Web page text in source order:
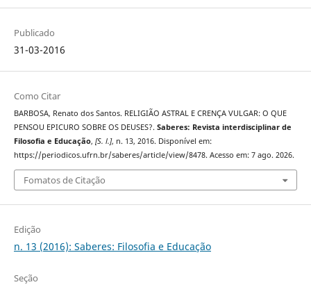
Publicado
31-03-2016
Como Citar
BARBOSA, Renato dos Santos. RELIGIÃO ASTRAL E CRENÇA VULGAR: O QUE
PENSOU EPICURO SOBRE OS DEUSES?. Saberes: Revista interdisciplinar de
Filosofia e Educação, [S. l.], n. 13, 2016. Disponível em:
https://periodicos.ufrn.br/saberes/article/view/8478. Acesso em: 7 ago. 2026.
Fomatos de Citação
Edição
n. 13 (2016): Saberes: Filosofia e Educação
Seção